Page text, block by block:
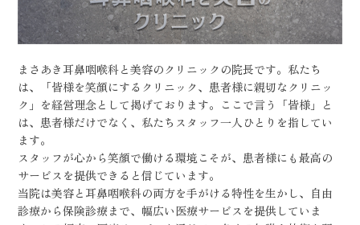
まさあき耳鼻咽喉科と美容のクリニックの院長です。私たち
は、「皆様を笑顔にするクリニック、患者様に親切なクリニッ
ク」を経営理念として掲げております。ここで言う「皆様」と
は、患者様だけでなく、私たちスタッフ一人ひとりを指してい
ます。
スタッフが心から笑顔で働ける環境こそが、患者様にも最高の
サービスを提供できると信じています。
当院は美容と耳鼻咽喉科の両方を手がける特性を生かし、自由
診療から保険診療まで、幅広い医療サービスを提供していま